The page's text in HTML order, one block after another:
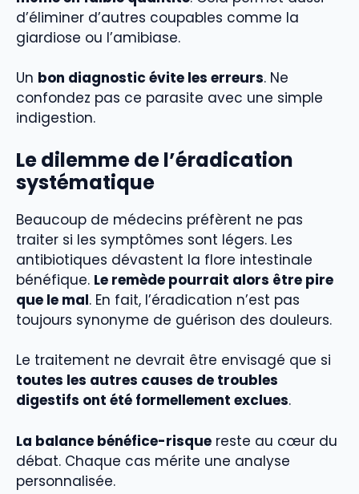
d’éliminer d’autres coupables comme la
giardiose ou l’amibiase.
Un bon diagnostic évite les erreurs. Ne
confondez pas ce parasite avec une simple
indigestion.
Le dilemme de l’éradication
systématique
Beaucoup de médecins préfèrent ne pas
traiter si les symptômes sont légers. Les
antibiotiques dévastent la flore intestinale
bénéfique. Le remède pourrait alors être pire
que le mal. En fait, l’éradication n’est pas
toujours synonyme de guérison des douleurs.
Le traitement ne devrait être envisagé que si
toutes les autres causes de troubles
digestifs ont été formellement exclues.
La balance bénéfice-risque reste au cœur du
débat. Chaque cas mérite une analyse
personnalisée.